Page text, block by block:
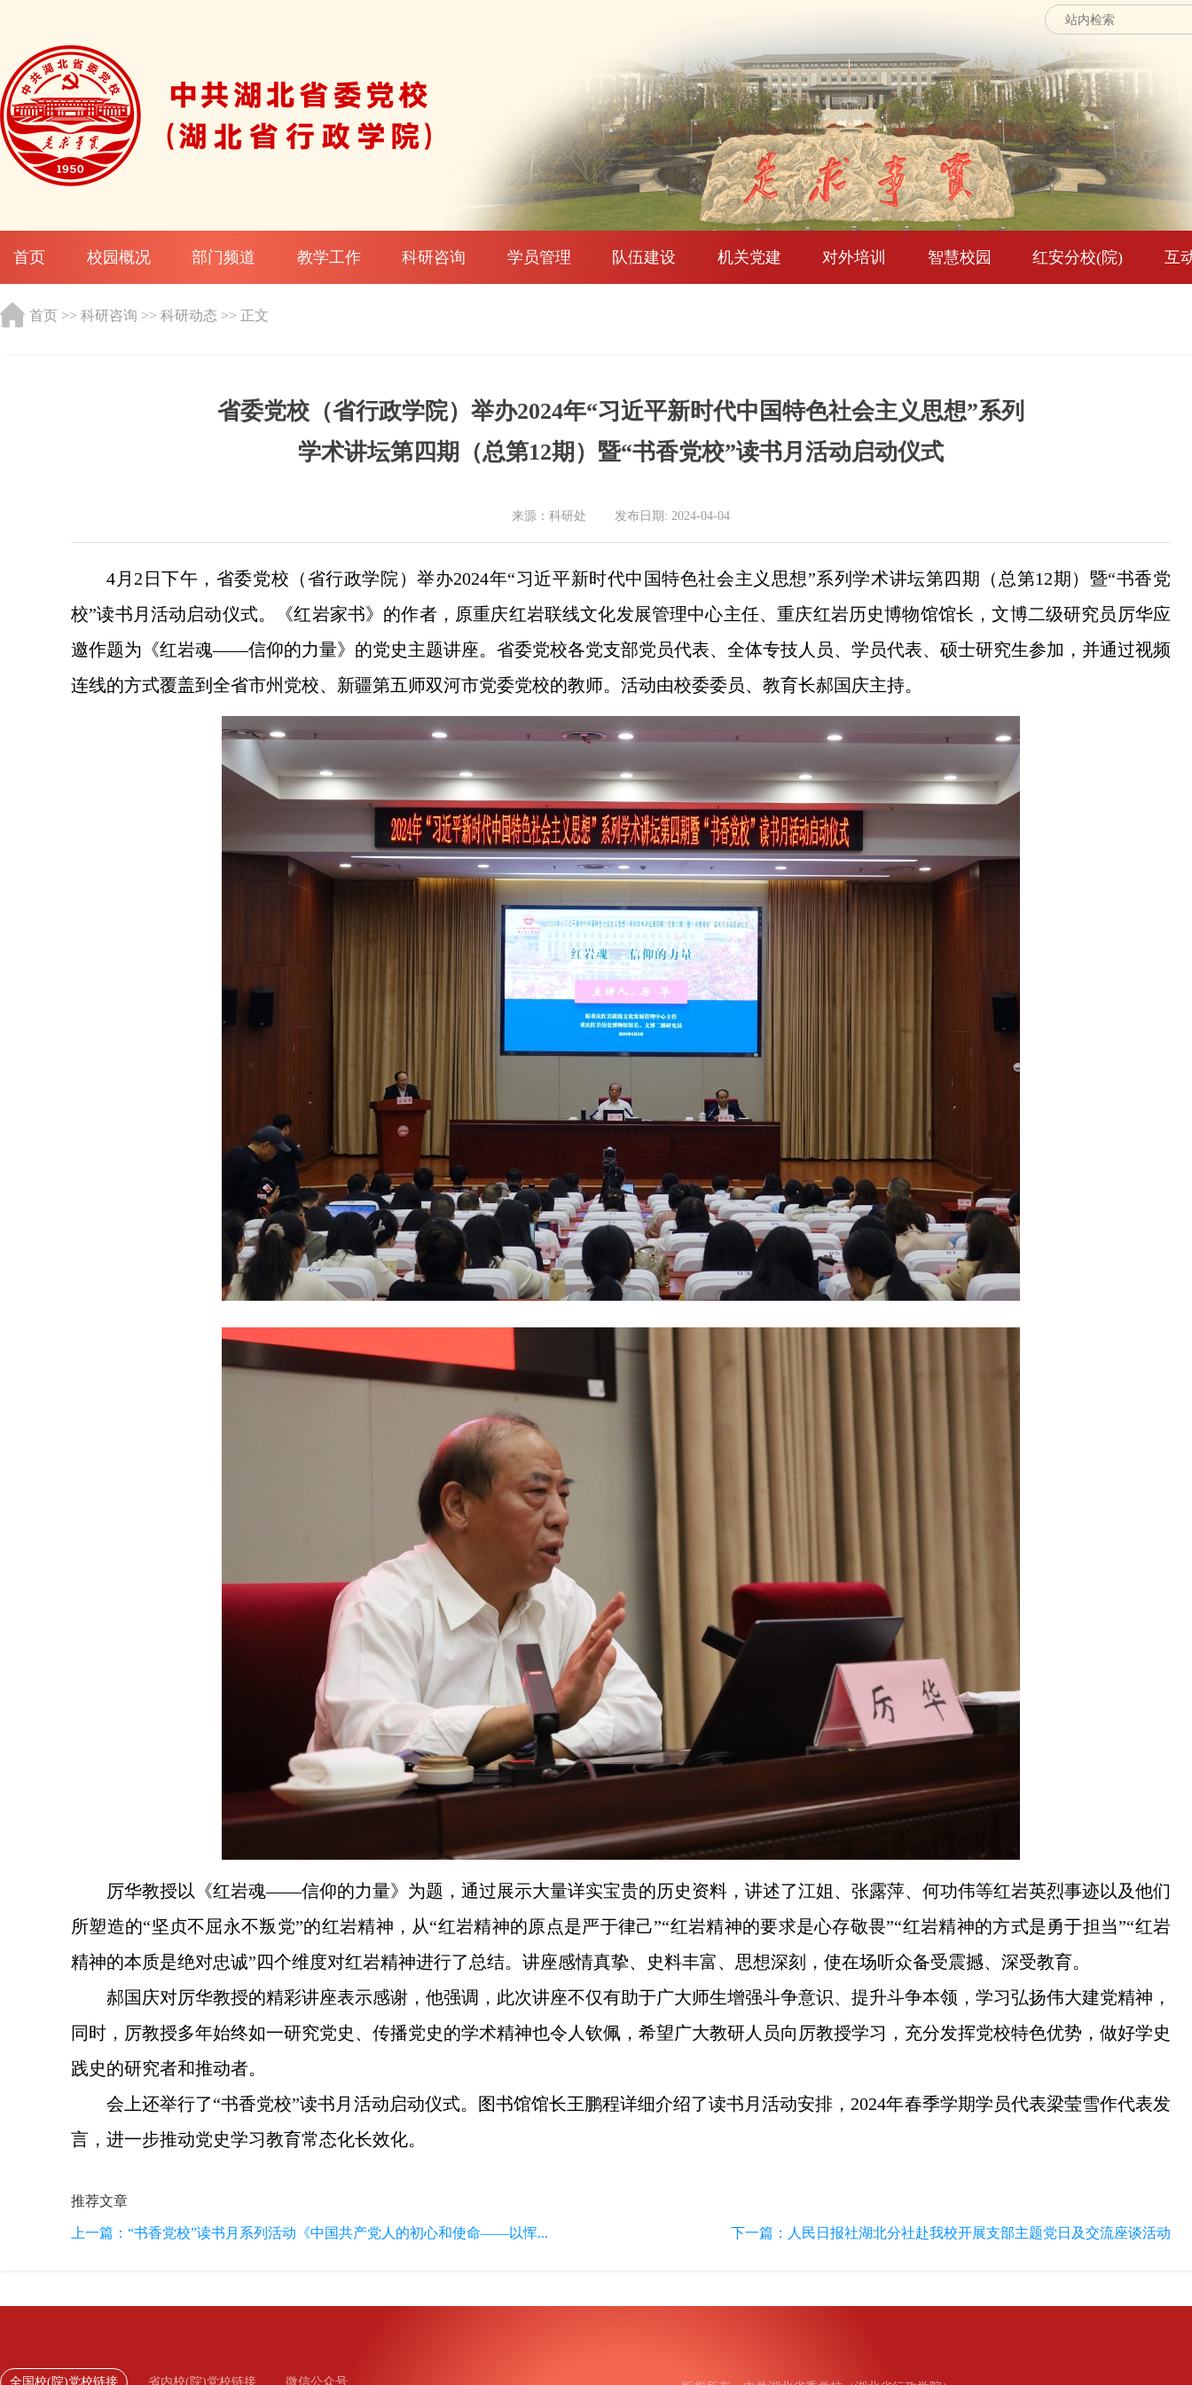
首页 校园概况 部门频道 教学工作 科研咨询 学员管理 队伍建设 机关党建 对外培训 智慧校园 红安分校(院) 互
首页 >> 科研咨询 >> 科研动态 >> 正文
省委党校（省行政学院）举办2024年“习近平新时代中国特色社会主义思想”系列
学术讲坛第四期（总第12期）暨“书香党校”读书月活动启动仪式
来源：科研处 发布日期: 2024-04-04
4月2日下午，省委党校（省行政学院）举办2024年“习近平新时代中国特色社会主义思想”系列学术讲坛第四期（总第12期）暨“书香党
校”读书月活动启动仪式。《红岩家书》的作者，原重庆红岩联线文化发展管理中心主任、重庆红岩历史博物馆馆长，文博二级研究员厉华应
邀作题为《红岩魂——信仰的力量》的党史主题讲座。省委党校各党支部党员代表、全体专技人员、学员代表、硕士研究生参加，并通过视频
连线的方式覆盖到全省市州党校、新疆第五师双河市党委党校的教师。活动由校委委员、教育长郝国庆主持。
厉华教授以《红岩魂——信仰的力量》为题，通过展示大量详实宝贵的历史资料，讲述了江姐、张露萍、何功伟等红岩英烈事迹以及他们
所塑造的“坚贞不屈永不叛党”的红岩精神，从“红岩精神的原点是严于律己”“红岩精神的要求是心存敬畏”“红岩精神的方式是勇于担当”“红岩
精神的本质是绝对忠诚”四个维度对红岩精神进行了总结。讲座感情真挚、史料丰富、思想深刻，使在场听众备受震撼、深受教育。
郝国庆对厉华教授的精彩讲座表示感谢，他强调，此次讲座不仅有助于广大师生增强斗争意识、提升斗争本领，学习弘扬伟大建党精神，
同时，厉教授多年始终如一研究党史、传播党史的学术精神也令人钦佩，希望广大教研人员向厉教授学习，充分发挥党校特色优势，做好学史
践史的研究者和推动者。
会上还举行了“书香党校”读书月活动启动仪式。图书馆馆长王鹏程详细介绍了读书月活动安排，2024年春季学期学员代表梁莹雪作代表发
言，进一步推动党史学习教育常态化长效化。
推荐文章
上一篇： “书香党校”读书月系列活动《中国共产党人的初心和使命——以恽... 下一篇： 人民日报社湖北分社赴我校开展支部主题党日及交流座谈活动
全国校(院)党校链接 省内校(院)党校链接 微信公众号